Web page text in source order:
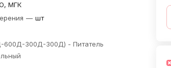
МГК
— шт
300Д-300Д) - Питатель